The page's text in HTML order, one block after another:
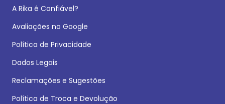
A Rika é Confiável?
Avaliações no Google
Política de Privacidade
Dados Legais
Reclamações e Sugestões
Política de Troca e Devolução